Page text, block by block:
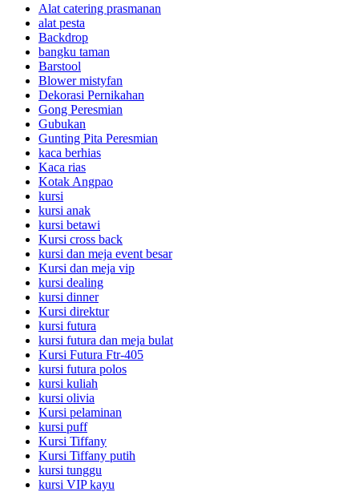
Alat catering prasmanan
alat pesta
Backdrop
bangku taman
Barstool
Blower mistyfan
Dekorasi Pernikahan
Gong Peresmian
Gubukan
Gunting Pita Peresmian
kaca berhias
Kaca rias
Kotak Angpao
kursi
kursi anak
kursi betawi
Kursi cross back
kursi dan meja event besar
Kursi dan meja vip
kursi dealing
kursi dinner
Kursi direktur
kursi futura
kursi futura dan meja bulat
Kursi Futura Ftr-405
kursi futura polos
kursi kuliah
kursi olivia
Kursi pelaminan
kursi puff
Kursi Tiffany
Kursi Tiffany putih
kursi tunggu
kursi VIP kayu